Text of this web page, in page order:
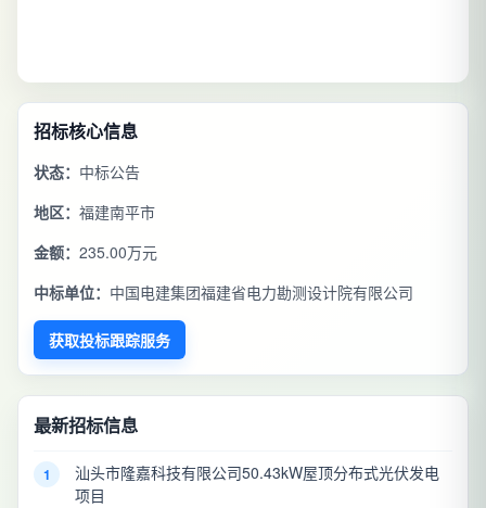
招标核心信息
状态： 中标公告
地区： 福建南平市
金额： 235.00万元
中标单位： 中国电建集团福建省电力勘测设计院有限公司
获取投标跟踪服务
最新招标信息
1
汕头市隆嘉科技有限公司50.43kW屋顶分布式光伏发电
项目